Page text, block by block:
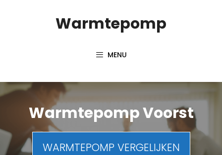
Warmtepomp
MENU
Warmtepomp Voorst
WARMTEPOMP VERGELIJKEN